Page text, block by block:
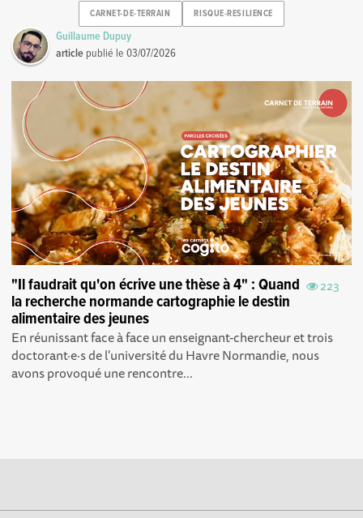
CARNET-DE-TERRAIN RISQUE-RESILIENCE
Guillaume Dupuy
article publié le03/07/2026
223
"Il faudrait qu'on écrive une thèse à 4" : Quand
la recherche normande cartographie le destin
alimentaire des jeunes
En réunissant face à face un enseignant-chercheur et trois
doctorant·e·s de l'université du Havre Normandie, nous
avons provoqué une rencontre...